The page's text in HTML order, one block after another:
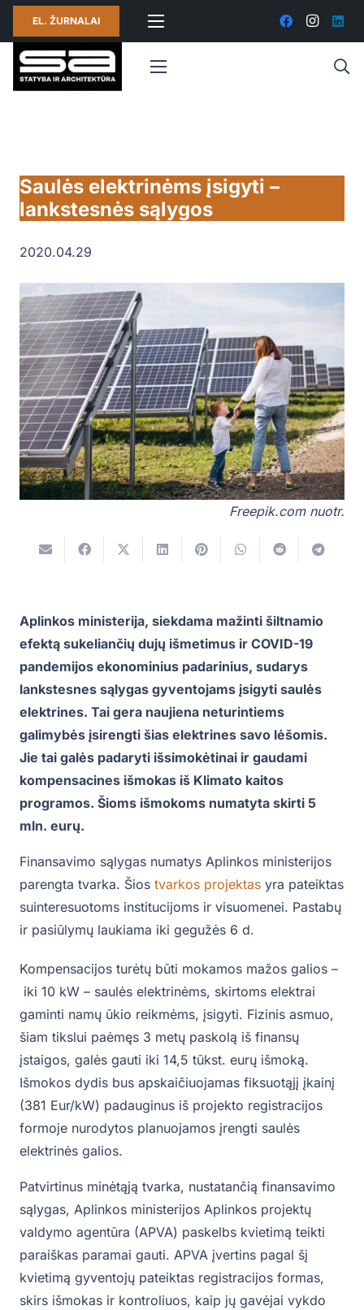
EL. ŽURNALAI
Saulės elektrinėms įsigyti –
lankstesnės sąlygos
2020.04.29
Freepik.com nuotr.
Aplinkos ministerija, siekdama mažinti šiltnamio
efektą sukeliančių dujų išmetimus ir COVID-19
pandemijos ekonominius padarinius, sudarys
lankstesnes sąlygas gyventojams įsigyti saulės
elektrines. Tai gera naujiena neturintiems
galimybės įsirengti šias elektrines savo lėšomis.
Jie tai galės padaryti išsimokėtinai ir gaudami
kompensacines išmokas iš Klimato kaitos
programos. Šioms išmokoms numatyta skirti 5
mln. eurų.
Finansavimo sąlygas numatys Aplinkos ministerijos
parengta tvarka. Šios tvarkos projektas yra pateiktas
suinteresuotoms institucijoms ir visuomenei. Pastabų
ir pasiūlymų laukiama iki gegužės 6 d.
Kompensacijos turėtų būti mokamos mažos galios –
iki 10 kW – saulės elektrinėms, skirtoms elektrai
gaminti namų ūkio reikmėms, įsigyti. Fizinis asmuo,
šiam tikslui paėmęs 3 metų paskolą iš finansų
įstaigos, galės gauti iki 14,5 tūkst. eurų išmoką.
Išmokos dydis bus apskaičiuojamas fiksuotąjį įkainį
(381 Eur/kW) padauginus iš projekto registracijos
formoje nurodytos planuojamos įrengti saulės
elektrinės galios.
Patvirtinus minėtąją tvarka, nustatančią finansavimo
sąlygas, Aplinkos ministerijos Aplinkos projektų
valdymo agentūra (APVA) paskelbs kvietimą teikti
paraiškas paramai gauti. APVA įvertins pagal šį
kvietimą gyventojų pateiktas registracijos formas,
skirs išmokas ir kontroliuos, kaip jų gavėjai vykdo